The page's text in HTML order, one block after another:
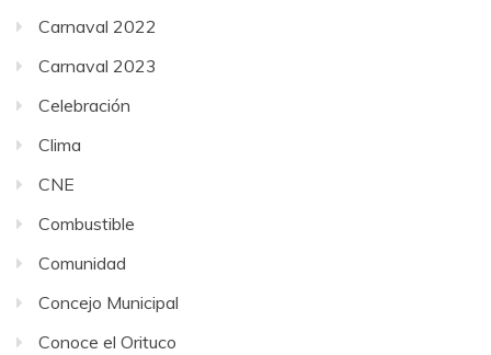
Carnaval 2022
Carnaval 2023
Celebración
Clima
CNE
Combustible
Comunidad
Concejo Municipal
Conoce el Orituco